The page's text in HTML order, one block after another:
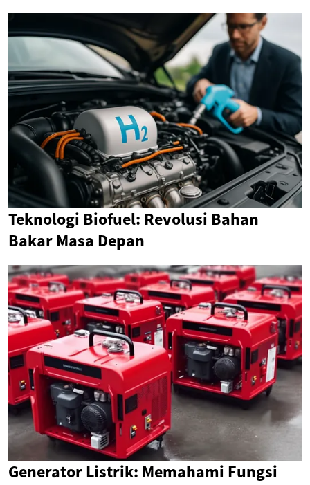
Teknologi Biofuel: Revolusi Bahan
Bakar Masa Depan
Generator Listrik: Memahami Fungsi